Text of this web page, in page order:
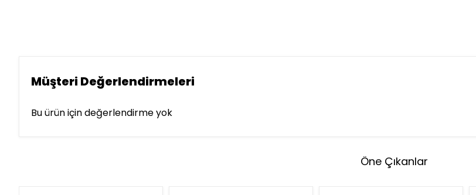
Müşteri Değerlendirmeleri
Bu ürün için değerlendirme yok
Öne Çıkanlar